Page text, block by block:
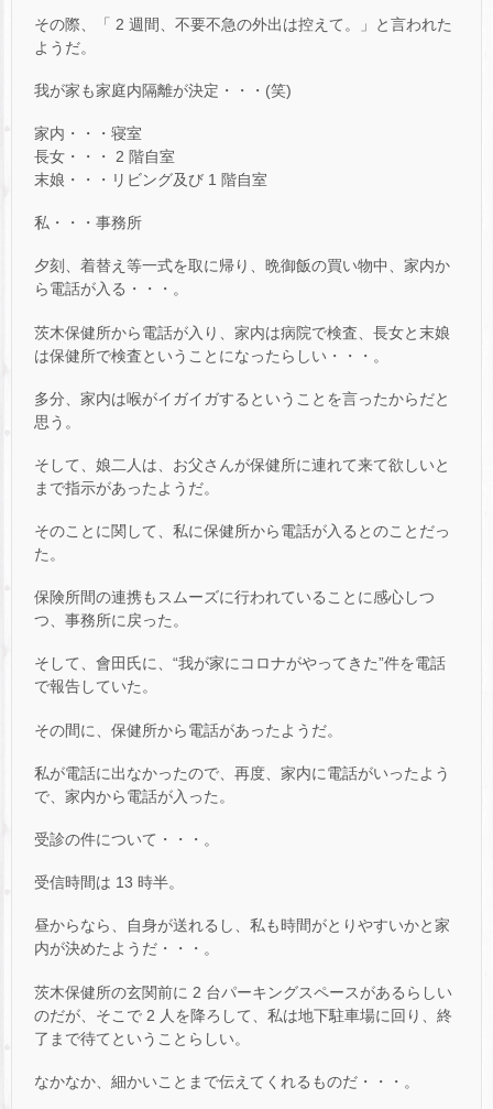
その際、「 2 週間、不要不急の外出は控えて。」と言われた
ようだ。
我が家も家庭内隔離が決定・・・(笑)
家内・・・寝室
長女・・・ 2 階自室
末娘・・・リビング及び 1 階自室
私・・・事務所
夕刻、着替え等一式を取に帰り、晩御飯の買い物中、家内か
ら電話が入る・・・。
茨木保健所から電話が入り、家内は病院で検査、長女と末娘
は保健所で検査ということになったらしい・・・。
多分、家内は喉がイガイガするということを言ったからだと
思う。
そして、娘二人は、お父さんが保健所に連れて来て欲しいと
まで指示があったようだ。
そのことに関して、私に保健所から電話が入るとのことだっ
た。
保険所間の連携もスムーズに行われていることに感心しつ
つ、事務所に戻った。
そして、會田氏に、“我が家にコロナがやってきた”件を電話
で報告していた。
その間に、保健所から電話があったようだ。
私が電話に出なかったので、再度、家内に電話がいったよう
で、家内から電話が入った。
受診の件について・・・。
受信時間は 13 時半。
昼からなら、自身が送れるし、私も時間がとりやすいかと家
内が決めたようだ・・・。
茨木保健所の玄関前に 2 台パーキングスペースがあるらしい
のだが、そこで 2 人を降ろして、私は地下駐車場に回り、終
了まで待てということらしい。
なかなか、細かいことまで伝えてくれるものだ・・・。